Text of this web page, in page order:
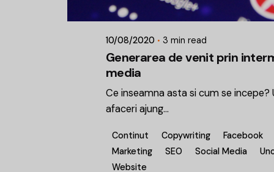
10/08/2020 3 min read
Generarea de venit prin
media
Ce inseamna asta si cum se incepe?
afaceri ajung...
Continut Copywriting Facebook
Marketing
SEO Social Media
Website